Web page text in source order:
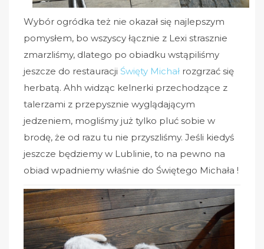
Wybór ogródka też nie okazał się najlepszym
pomysłem, bo wszyscy łącznie z Lexi strasznie
zmarzliśmy, dlatego po obiadku wstąpiliśmy
jeszcze do restauracji Święty Michał rozgrzać się
herbatą. Ahh widząc kelnerki przechodzące z
talerzami z przepysznie wyglądającym
jedzeniem, mogliśmy już tylko pluć sobie w
brodę, że od razu tu nie przyszliśmy. Jeśli kiedyś
jeszcze będziemy w Lublinie, to na pewno na
obiad wpadniemy właśnie do Świętego Michała !